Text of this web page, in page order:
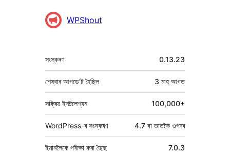
WPShout
মেটা 0.13.23
সংস্কৰণ
3 মাহআগত
শেষবাৰ আপডে’ট হৈছিল
সক্ৰিয় ইনষ্টলেশ্যন 100,000+
WordPress-ৰ সংস্কৰণ 4.7 বা তাতকৈ ওপৰৰ
ইমানলৈকে পৰীক্ষা কৰা হৈছে 7.0.3